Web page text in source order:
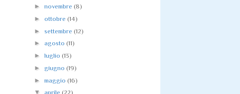
► novembre (8)
► ottobre (14)
► settembre (12)
► agosto (11)
► luglio (13)
► giugno (19)
► maggio (16)
▼ aprile (22)